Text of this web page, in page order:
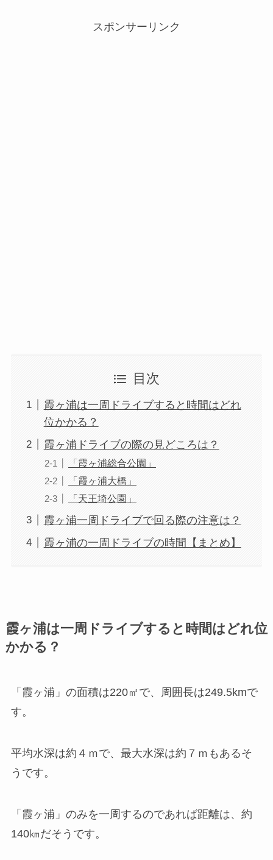
スポンサーリンク
目次
霞ヶ浦は一周ドライブすると時間はどれ
位かかる？
霞ヶ浦ドライブの際の見どころは？
「霞ヶ浦総合公園」
「霞ヶ浦大橋」
「天王埼公園」
霞ヶ浦一周ドライブで回る際の注意は？
霞ヶ浦の一周ドライブの時間【まとめ】
霞ヶ浦は一周ドライブすると時間はどれ位
かかる？
「霞ヶ浦」の面積は220㎡で、周囲長は249.5kmで
す。
平均水深は約４ｍで、最大水深は約７ｍもあるそ
うです。
「霞ヶ浦」のみを一周するのであれば距離は、約
140㎞だそうです。